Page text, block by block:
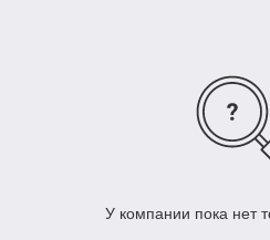
У компании пока нет